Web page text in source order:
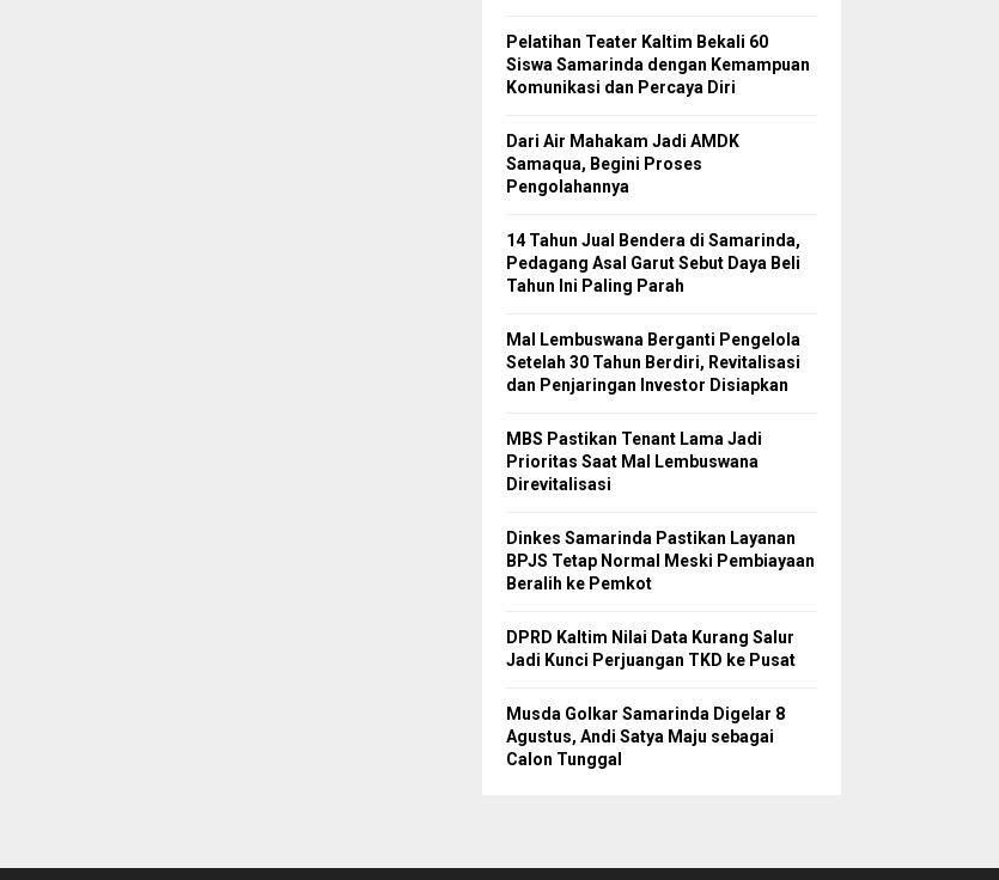
Pelatihan Teater Kaltim Bekali 60
Siswa Samarinda dengan Kemampuan
Komunikasi dan Percaya Diri
Dari Air Mahakam Jadi AMDK
Samaqua, Begini Proses
Pengolahannya
14 Tahun Jual Bendera di Samarinda,
Pedagang Asal Garut Sebut Daya Beli
Tahun Ini Paling Parah
Mal Lembuswana Berganti Pengelola
Setelah 30 Tahun Berdiri, Revitalisasi
dan Penjaringan Investor Disiapkan
MBS Pastikan Tenant Lama Jadi
Prioritas Saat Mal Lembuswana
Direvitalisasi
Dinkes Samarinda Pastikan Layanan
BPJS Tetap Normal Meski Pembiayaan
Beralih ke Pemkot
DPRD Kaltim Nilai Data Kurang Salur
Jadi Kunci Perjuangan TKD ke Pusat
Musda Golkar Samarinda Digelar 8
Agustus, Andi Satya Maju sebagai
Calon Tunggal